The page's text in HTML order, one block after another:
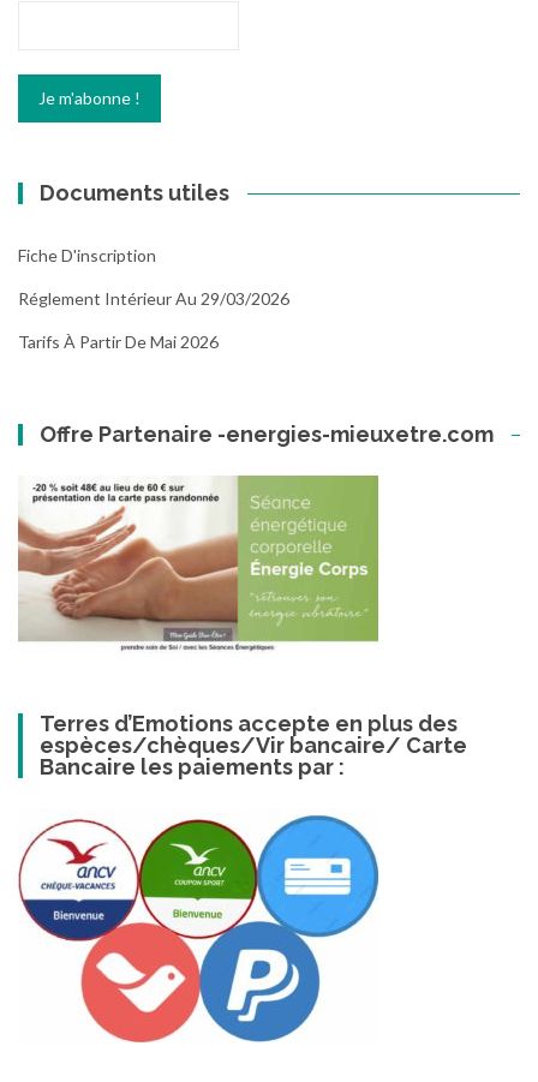
Documents utiles
Fiche D'inscription
Réglement Intérieur Au 29/03/2026
Tarifs À Partir De Mai 2026
Offre Partenaire -energies-mieuxetre.com
Terres d’Emotions accepte en plus des
espèces/chèques/Vir bancaire/ Carte
Bancaire les paiements par :